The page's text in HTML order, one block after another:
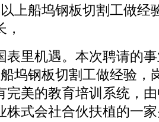
上船坞钢板切割工做经
里机遇。本次聘请的事
坞钢板切割工做经验，
完美的教育培训系统，
株式会社合伙扶植的一